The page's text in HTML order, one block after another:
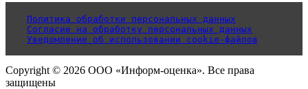
Политика обработки персональных данных
Согласие на обработку персональных данных
Уведомление об использовании cookie-файлов
Copyright © 2026 ООО «Информ-оценка». Все права
защищены